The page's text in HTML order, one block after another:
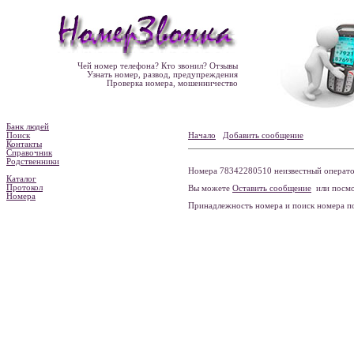
Чей номер телефона? Кто звонил? Отзывы
Узнать номер, развод, предупреждения
Проверка номера, мошенничество
Банк людей
Поиск
Контакты
Справочник
Родственники
Каталог
Протокол
Номера
Начало Добавить сообщение
Номера 78342280510 неизвестный
Вы можете Оставить сообщение или
Принадлежность номера и поиск номера